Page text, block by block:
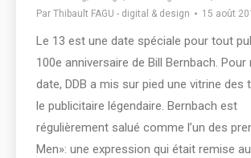
Par Thibault FAGU - digital & design 15 août
Le 13 est une date spéciale pour tout
100e anniversaire de Bill Bernbach. Pour
date, DDB a mis sur pied une vitrine des
le publicitaire légendaire. Bernbach est
régulièrement salué comme l’un des
Men»: une expression qui était remise